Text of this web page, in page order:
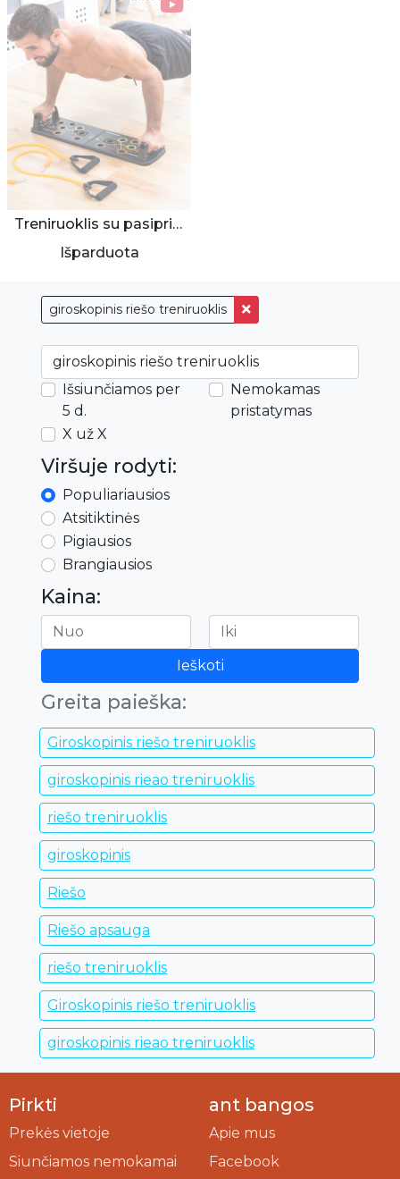
giroskopinis riešo treniruoklis
Išsiunčiamos per
5 d.
Nemokamas
pristatymas
X už X
Viršuje rodyti:
Populiariausios
Atsitiktinės
Pigiausios
Brangiausios
Kaina:
Ieškoti
Greita paieška:
Giroskopinis riešo treniruoklis
giroskopinis rieao treniruoklis
riešo treniruoklis
giroskopinis
Riešo
Riešo apsauga
riešo treniruoklis
Giroskopinis riešo treniruoklis
giroskopinis rieao treniruoklis
Treniruoklis su pasipriešinimo juostomis
Išparduota
Pirkti
Prekės vietoje
Siunčiamos nemokamai
ant bangos
Apie mus
Facebook